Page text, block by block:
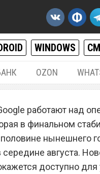
WINDOWS
OZON
самую
в
работают над
в финальном
нынешнего
середине августа.
доступно для